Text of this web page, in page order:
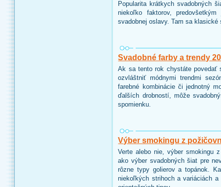
Popularita krátkych svadobných
niekoľko faktorov,
svadobnej oslavy. Tam sa
Svadobné farby a trendy
Ak sa tento rok chystáte
ozvláštniť módnymi trendmi
farebné kombinácie či jednotný
ďalších drobností, môže
spomienku.
Výber smokingu z
Verte alebo nie, výber smokingu
ako výber svadobných šiat pre
rôzne typy golierov a topánok.
niekoľkých strihoch a variáciách